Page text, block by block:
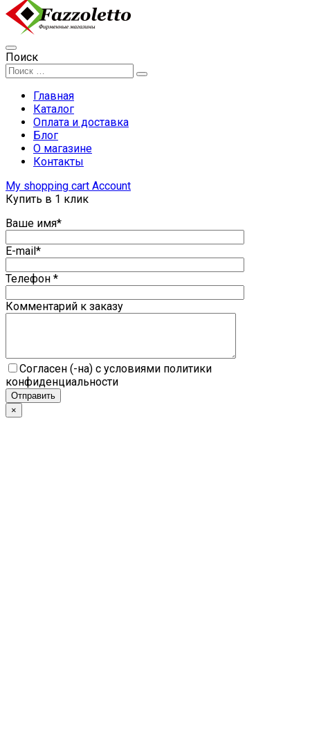
Поиск
Главная
Каталог
Оплата и доставка
Блог
О магазине
Контакты
My shopping cart Account
Купить в 1 клик
Ваше имя*
E-mail*
Телефон *
Комментарий к заказу
Согласен (-на) с условиями политики
конфиденциальности
×